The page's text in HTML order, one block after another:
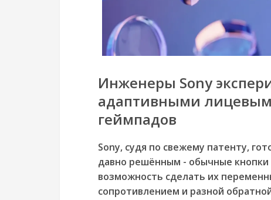
Инженеры Sony
адаптивными
геймпадов
Sony, судя по свежему патенту,
давно решённым - обычные кнопки
возможность сделать их
сопротивлением и разной